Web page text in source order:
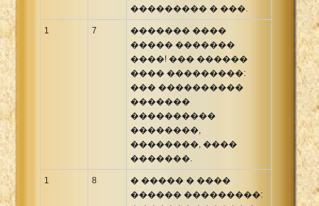
��������� � ���.
1 7
������� ����
����� �������
����! ��� ������
���� ���������:
��� ����������
�������
����������
��������,
��������, ����
�������.
1 8
� ����� � ����
������ ���������: